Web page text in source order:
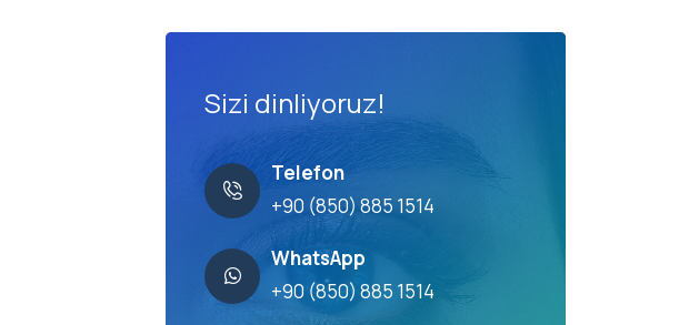
Sizi dinliyoruz!
Telefon
+90 (850) 885 1514
WhatsApp
+90 (850) 885 1514